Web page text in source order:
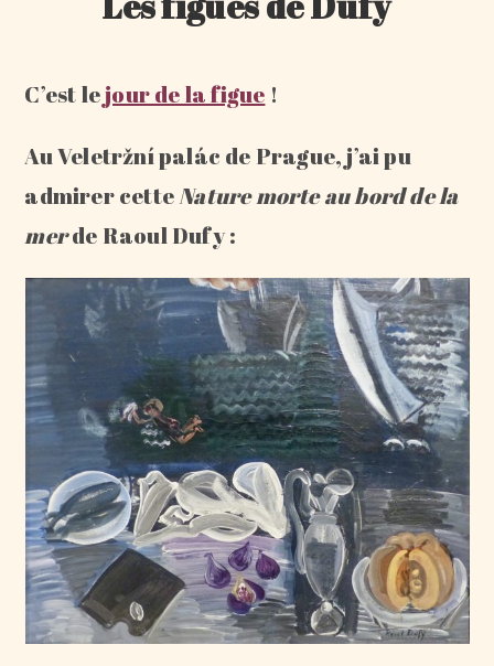
C’est lejour de la figue !
Au Veletržní palác de Prague, j’ai pu
admirer cetteNature morte au bord de la
merde Raoul Dufy :